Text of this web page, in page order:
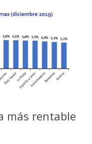
más rentable